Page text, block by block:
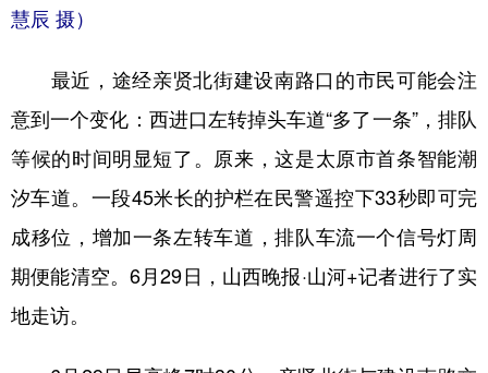
新疆
多语种频道
English Español Français عربى
Русский язык 日本語 한국어
慧辰 摄）
最近，途经亲贤北街建设南路口的市民可能会注
意到一个变化：西进口左转掉头车道“多了一条”，排队
等候的时间明显短了。原来，这是太原市首条智能潮
汐车道。一段45米长的护栏在民警遥控下33秒即可完
成移位，增加一条左转车道，排队车流一个信号灯周
期便能清空。6月29日，山西晚报·山河+记者进行了实
地走访。